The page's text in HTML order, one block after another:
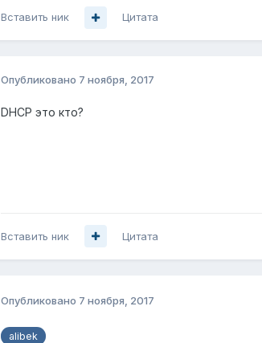
Вставить ник Цитата
Опубликовано 7 ноября, 2017
DHCP это кто?
Вставить ник Цитата
Опубликовано 7 ноября, 2017
alibek